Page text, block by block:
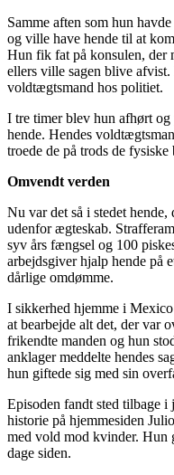
Samme aften som hun
og ville have hende til at
Hun fik fat på konsulen, der
ellers ville sagen blive
voldtægtsmand hos politiet.
I tre timer blev hun afhørt
hende. Hendes
troede de på trods de fysiske
Omvendt verden
Nu var det så i stedet
udenfor ægteskab.
syv års fængsel og 100
arbejdsgiver hjalp hende på
dårlige omdømme.
I sikkerhed hjemme i
at bearbejde alt det, der var
frikendte manden og hun
anklager meddelte hendes
hun giftede sig med sin
Episoden fandt sted tilbage
historie på hjemmesiden
med vold mod kvinder. Hun
dage siden.